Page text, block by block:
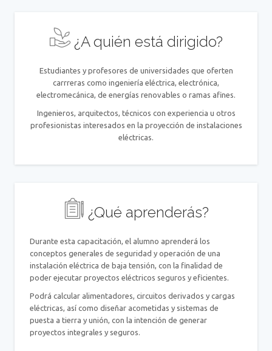
¿A quién está dirigido?
Estudiantes y profesores de universidades que oferten
carrreras como ingeniería eléctrica, electrónica,
electromecánica, de energías renovables o ramas afines.
Ingenieros, arquitectos, técnicos con experiencia u otros
profesionistas interesados en la proyección de instalaciones
eléctricas.
¿Qué aprenderás?
Durante esta capacitación, el alumno aprenderá los
conceptos generales de seguridad y operación de una
instalación eléctrica de baja tensión, con la finalidad de
poder ejecutar proyectos eléctricos seguros y eficientes.
Podrá calcular alimentadores, circuitos derivados y cargas
eléctricas, así como diseñar acometidas y sistemas de
puesta a tierra y unión, con la intención de generar
proyectos integrales y seguros.